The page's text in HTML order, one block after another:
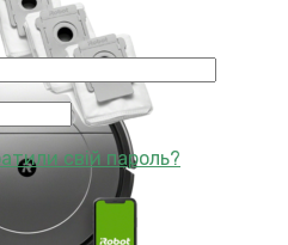
свій пароль?